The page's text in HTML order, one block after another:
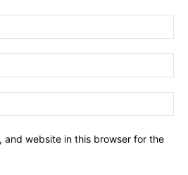
and website in this browser for the